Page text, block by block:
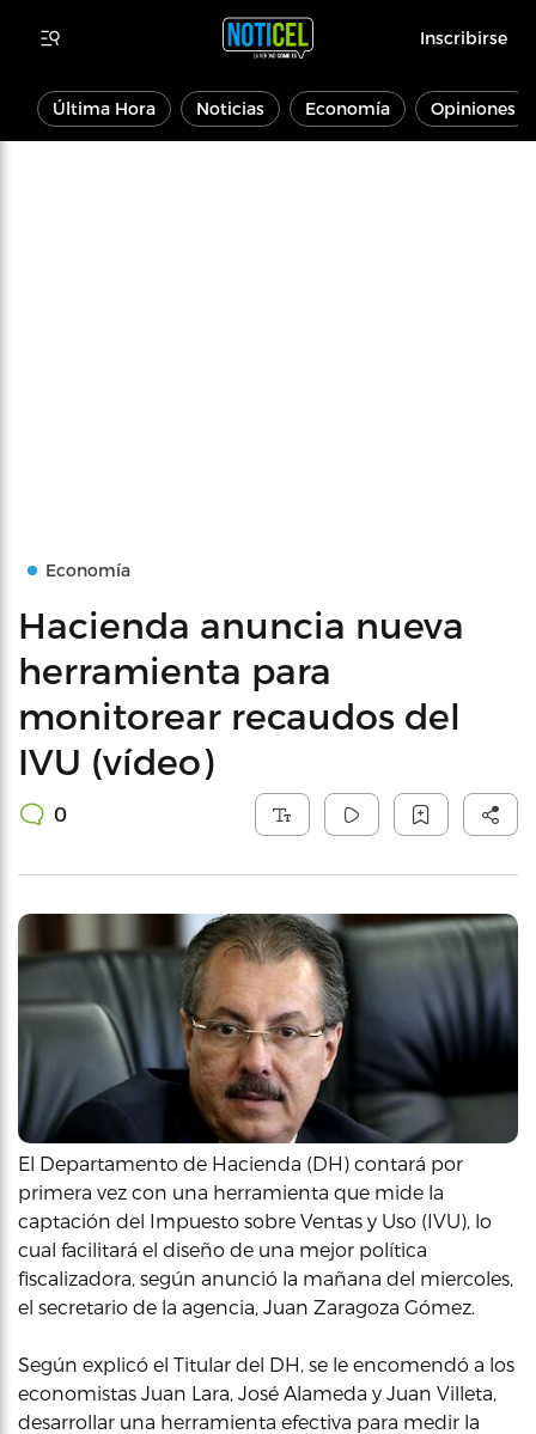
Inscribirse
Última Hora Noticias Economía Opiniones
Economía
Hacienda anuncia nueva
herramienta para
monitorear recaudos del
IVU (vídeo)
0
El Departamento de Hacienda (DH) contará por
primera vez con una herramienta que mide la
captación del Impuesto sobre Ventas y Uso (IVU), lo
cual facilitará el diseño de una mejor política
fiscalizadora, según anunció la mañana del miercoles,
el secretario de la agencia, Juan Zaragoza Gómez.
Según explicó el Titular del DH, se le encomendó a los
economistas Juan Lara, José Alameda y Juan Villeta,
desarrollar una herramienta efectiva para medir la